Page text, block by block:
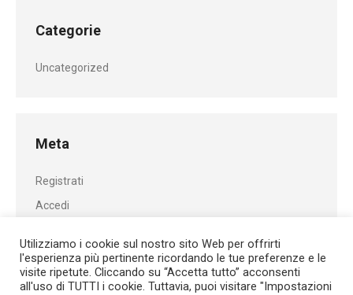
Categorie
Uncategorized
Meta
Registrati
Accedi
Feed dei commenti
WordPress.org
Utilizziamo i cookie sul nostro sito Web per offrirti
l'esperienza più pertinente ricordando le tue preferenze e le
visite ripetute. Cliccando su “Accetta tutto” acconsenti
all'uso di TUTTI i cookie. Tuttavia, puoi visitare "Impostazioni